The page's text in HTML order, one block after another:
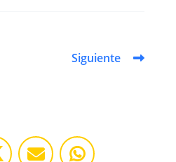
Siguiente